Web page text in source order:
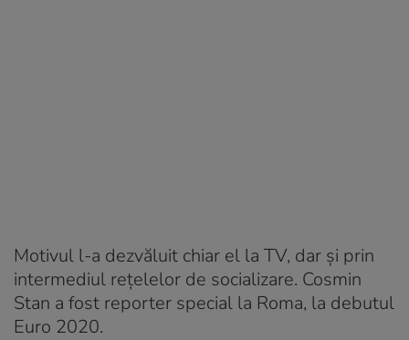
Motivul l-a dezvăluit chiar el la TV, dar și prin
intermediul rețelelor de socializare. Cosmin
Stan a fost reporter special la Roma, la debutul
Euro 2020.